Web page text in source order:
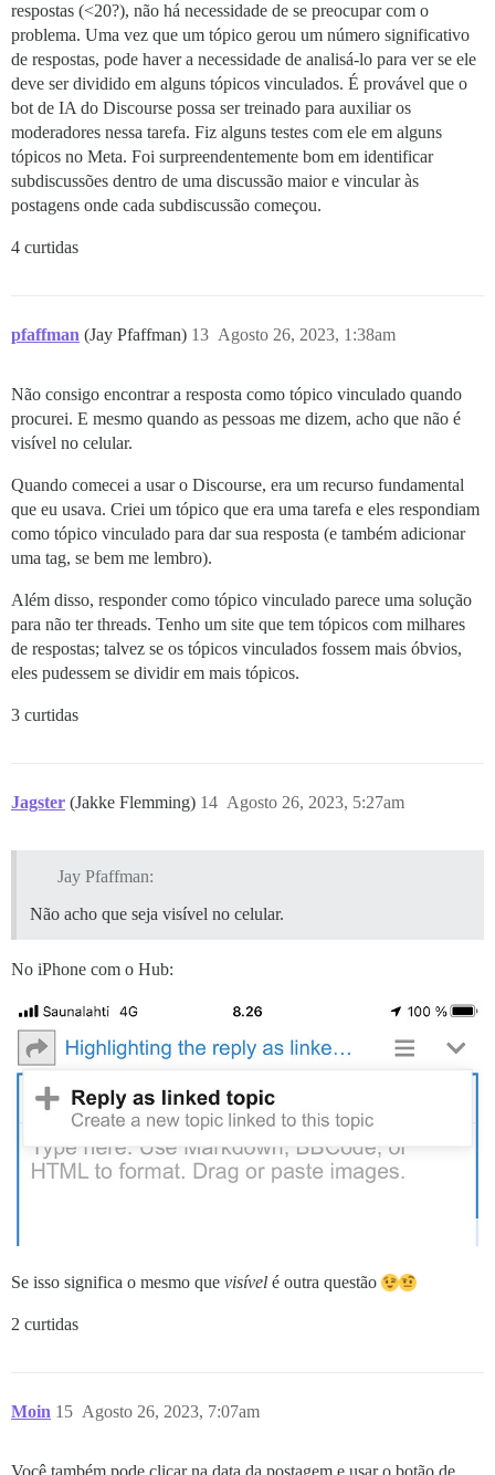
respostas (<20?), não há necessidade de se preocupar com o
problema. Uma vez que um tópico gerou um número significativo
de respostas, pode haver a necessidade de analisá-lo para ver se ele
deve ser dividido em alguns tópicos vinculados. É provável que o
bot de IA do Discourse possa ser treinado para auxiliar os
moderadores nessa tarefa. Fiz alguns testes com ele em alguns
tópicos no Meta. Foi surpreendentemente bom em identificar
subdiscussões dentro de uma discussão maior e vincular às
postagens onde cada subdiscussão começou.
4 curtidas
pfaffman (Jay Pfaffman) Agosto 26, 2023, 1:38am
13
Não consigo encontrar a resposta como tópico vinculado quando
procurei. E mesmo quando as pessoas me dizem, acho que não é
visível no celular.
Quando comecei a usar o Discourse, era um recurso fundamental
que eu usava. Criei um tópico que era uma tarefa e eles respondiam
como tópico vinculado para dar sua resposta (e também adicionar
uma tag, se bem me lembro).
Além disso, responder como tópico vinculado parece uma solução
para não ter threads. Tenho um site que tem tópicos com milhares
de respostas; talvez se os tópicos vinculados fossem mais óbvios,
eles pudessem se dividir em mais tópicos.
3 curtidas
Jagster (Jakke Flemming) Agosto 26, 2023, 5:27am
14
Jay Pfaffman:
Não acho que seja visível no celular.
No iPhone com o Hub:
Se isso significa o mesmo que visível é outra questão
2 curtidas
Moin Agosto 26, 2023, 7:07am
15